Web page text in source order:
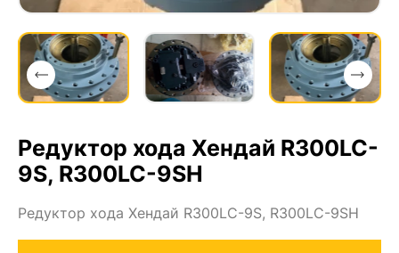
Редуктор хода Хендай R300LC-
9S, R300LC-9SH
Редуктор хода Хендай R300LC-9S, R300LC-9SH